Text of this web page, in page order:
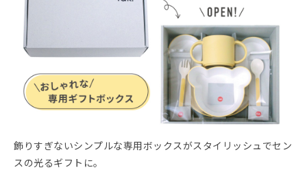
飾りすぎないシンプルな専用ボックスがスタイリッシュでセン
スの光るギフトに。